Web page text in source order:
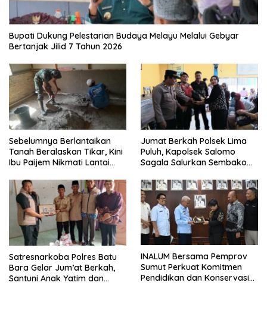
Bupati Dukung Pelestarian Budaya Melayu Melalui Gebyar
Bertanjak Jilid 7 Tahun 2026
Sebelumnya Berlantaikan
Tanah Beralaskan Tikar, Kini
Ibu Paijem Nikmati Lantai
Satgas TMMD Ke-129 Kodim
0208/Asahan
Jumat Berkah Polsek Lima
Puluh, Kapolsek Salomo
Sagala Salurkan Sembako
Gambus
Satresnarkoba Polres Batu
Bara Gelar Jum’at Berkah,
Santuni Anak Yatim dan
INALUM Bersama Pemprov
Sumut Perkuat Komitmen
Pendidikan dan Konservasi